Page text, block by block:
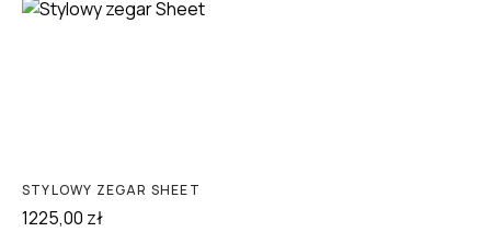
STYLOWY ZEGAR SHEET
1225,00 zł